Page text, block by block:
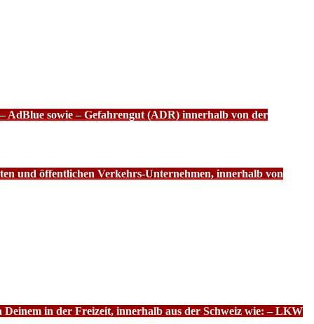
AdBlue sowie – Gefahrengut (ADR) innerhalb von der
und öffentlichen Verkehrs-Unternehmen, innerhalb von
in der Freizeit, innerhalb aus der Schweiz wie: – LKW